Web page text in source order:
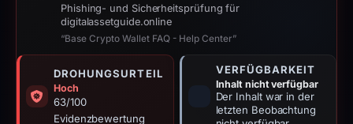
Phishing- und Sicherheitsprüfung für
digitalassetguide.online
“Base Crypto Wallet FAQ - Help Center”
DROHUNGSURTEIL
Hoch
63/100
Evidenzbewertung
VERFÜGBARKEIT
Inhalt nicht verfügbar
Der Inhalt war in der
letzten Beobachtung